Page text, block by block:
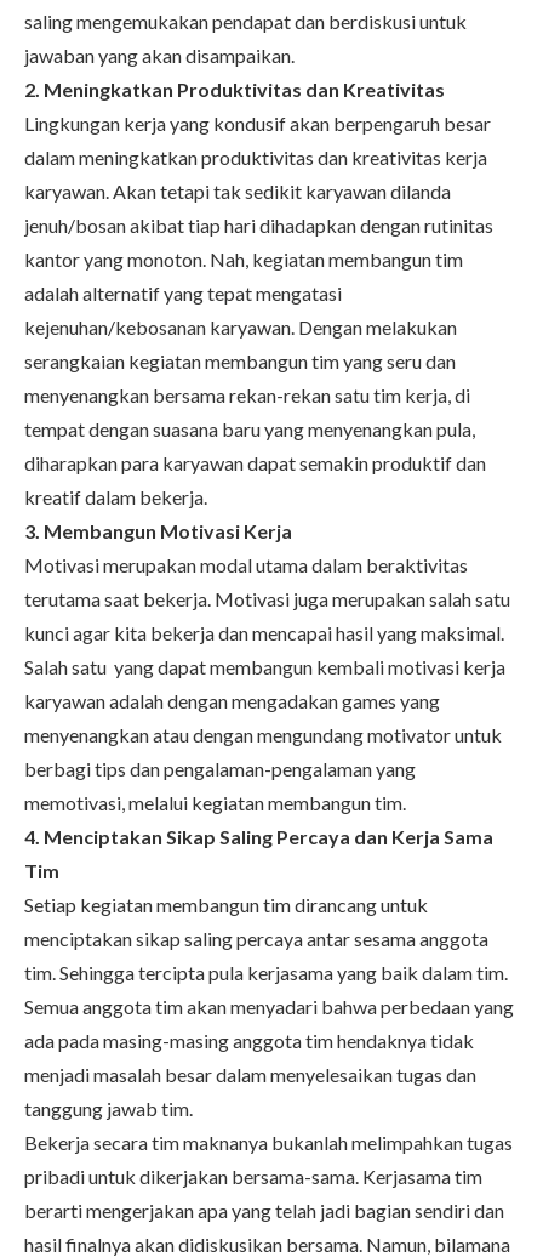
saling mengemukakan pendapat dan berdiskusi untuk
jawaban yang akan disampaikan.
2. Meningkatkan Produktivitas dan Kreativitas
Lingkungan kerja yang kondusif akan berpengaruh besar
dalam meningkatkan produktivitas dan kreativitas kerja
karyawan. Akan tetapi tak sedikit karyawan dilanda
jenuh/bosan akibat tiap hari dihadapkan dengan rutinitas
kantor yang monoton. Nah, kegiatan membangun tim
adalah alternatif yang tepat mengatasi
kejenuhan/kebosanan karyawan. Dengan melakukan
serangkaian kegiatan membangun tim yang seru dan
menyenangkan bersama rekan-rekan satu tim kerja, di
tempat dengan suasana baru yang menyenangkan pula,
diharapkan para karyawan dapat semakin produktif dan
kreatif dalam bekerja.
3. Membangun Motivasi Kerja
Motivasi merupakan modal utama dalam beraktivitas
terutama saat bekerja. Motivasi juga merupakan salah satu
kunci agar kita bekerja dan mencapai hasil yang maksimal.
Salah satu yang dapat membangun kembali motivasi kerja
karyawan adalah dengan mengadakan games yang
menyenangkan atau dengan mengundang motivator untuk
berbagi tips dan pengalaman-pengalaman yang
memotivasi, melalui kegiatan membangun tim.
4. Menciptakan Sikap Saling Percaya dan Kerja Sama
Tim
Setiap kegiatan membangun tim dirancang untuk
menciptakan sikap saling percaya antar sesama anggota
tim. Sehingga tercipta pula kerjasama yang baik dalam tim.
Semua anggota tim akan menyadari bahwa perbedaan yang
ada pada masing-masing anggota tim hendaknya tidak
menjadi masalah besar dalam menyelesaikan tugas dan
tanggung jawab tim.
Bekerja secara tim maknanya bukanlah melimpahkan tugas
pribadi untuk dikerjakan bersama-sama. Kerjasama tim
berarti mengerjakan apa yang telah jadi bagian sendiri dan
hasil finalnya akan didiskusikan bersama. Namun, bilamana